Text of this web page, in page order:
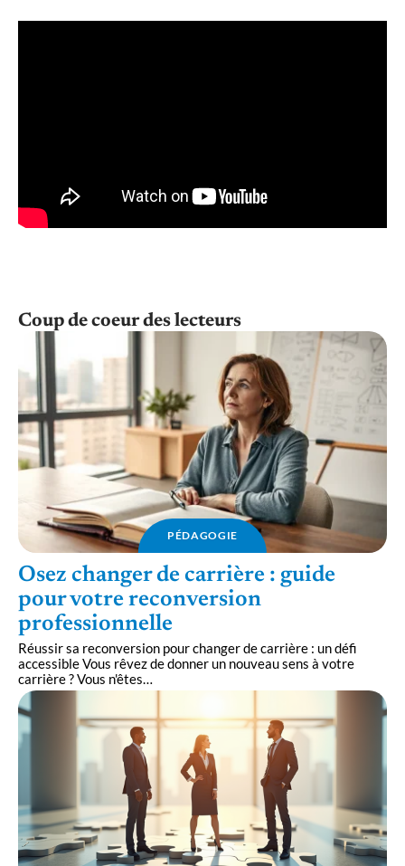
Coup de coeur des lecteurs
PÉDAGOGIE
Osez changer de carrière : guide
pour votre reconversion
professionnelle
Réussir sa reconversion pour changer de carrière : un défi
accessible Vous rêvez de donner un nouveau sens à votre
carrière ? Vous n'êtes…